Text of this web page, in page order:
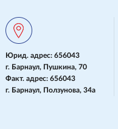
Юрид. адрес: 656043
г. Барнаул, Пушкина, 70
Факт. адрес: 656043
г. Барнаул, Ползунова, 34а